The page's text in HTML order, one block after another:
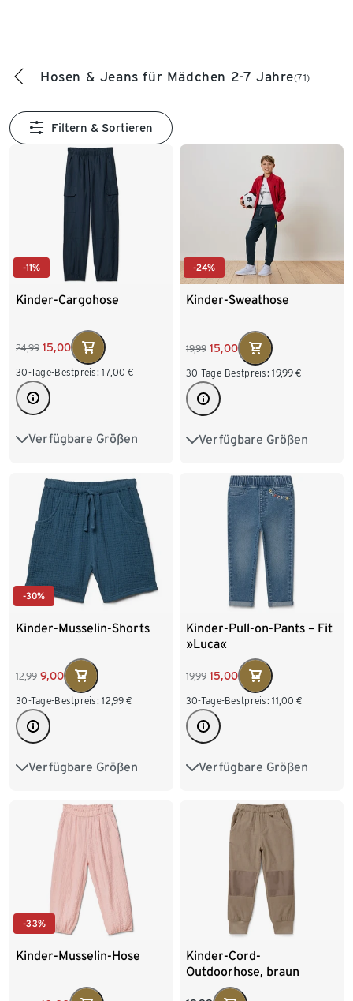
Hosen & Jeans für Mädchen 2-7 Jahre(71)
Filtern & Sortieren
-11%
Kinder-Cargohose
24,99 15,00
30-Tage-Bestpreis: 17,00 €
Verfügbare Größen
122/128 134/140
170/176
-24%
Kinder-Sweathose
19,99 15,00
30-Tage-Bestpreis: 19,99 €
Verfügbare Größen
98/104 110/116
122/128 134/140
146/152 158/164
-30%
Kinder-Musselin-Shorts
12,99 9,00
30-Tage-Bestpreis: 12,99 €
Verfügbare Größen
86/92 98/104
122/128
Kinder-Pull-on-Pants – Fit
»Luca«
19,99 15,00
30-Tage-Bestpreis: 11,00 €
Verfügbare Größen
86/92 98/104
122/128
-33%
Kinder-Musselin-Hose
Kinder-Cord-
Outdoorhose, braun